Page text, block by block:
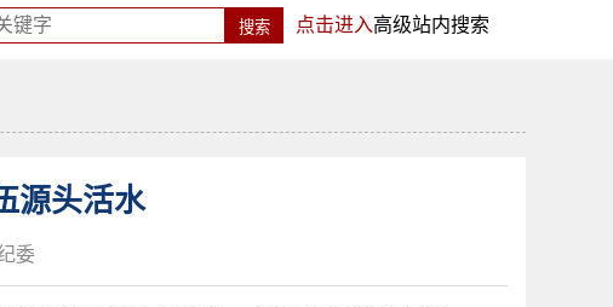
点击进入高级站内搜索
源头活水
委